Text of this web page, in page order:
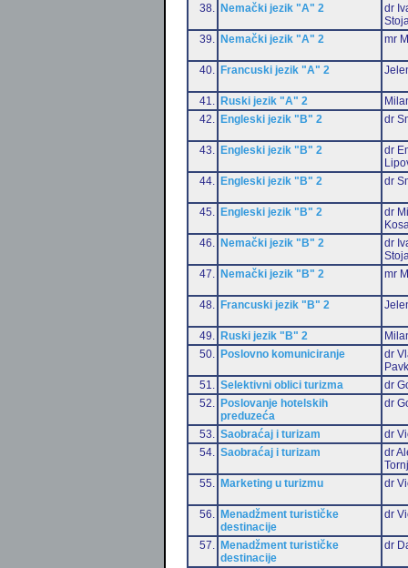
38.
Nemački jezik "A" 2
dr
39.
Nemački jezik "A" 2 mr
40. Francuski jezik "A" 2
41. Ruski jezik "A" 2
42.
Engleski jezik "B" 2 dr
43. Engleski jezik "B" 2
dr
44.
Engleski jezik "B" 2 dr
45. Engleski jezik "B" 2
dr
46.
Nemački jezik "B" 2
dr
47.
Nemački jezik "B" 2 mr
48. Francuski jezik "B" 2
49. Ruski jezik "B" 2
50.
Poslovno komuniciranje
dr
51.
Selektivni oblici turizma
dr
52.
Poslovanje hotelskih
preduzeća
dr
53. Saobraćaj i turizam
dr
54.
Saobraćaj i turizam
dr
55.
Marketing u turizmu dr
56.
Menadžment turističke
destinacije
dr
57.
Menadžment turističke
destinacije
dr